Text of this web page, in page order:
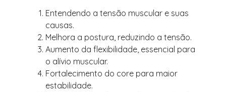
Entendendo a tensão muscular e suas
causas.
Melhora a postura, reduzindo a tensão.
Aumento da flexibilidade, essencial para
o alívio muscular.
Fortalecimento do core para maior
estabilidade.